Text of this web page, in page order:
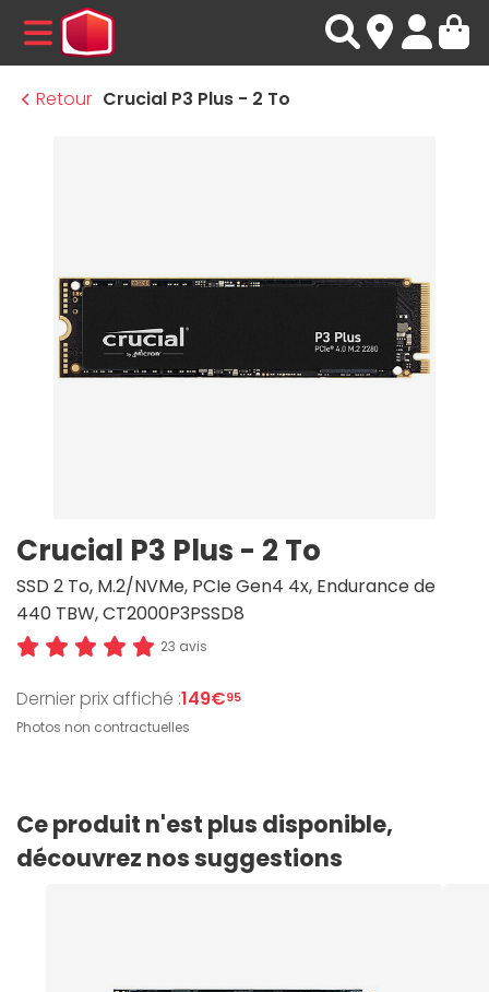
MENU
Retour Crucial P3 Plus - 2 To
Crucial P3 Plus - 2 To
SSD 2 To, M.2/NVMe, PCIe Gen4 4x, Endurance de
440 TBW, CT2000P3PSSD8
23 avis
Dernier prix affiché :149€95
Photos non contractuelles
Ce produit n'est plus disponible,
découvrez nos suggestions